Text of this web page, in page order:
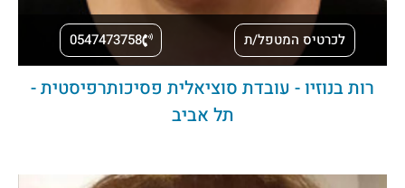
לכרטיס המטפל/ת 0547473758
רות בנוזיו - עובדת סוציאלית פסיכותרפיסטית -
תל אביב